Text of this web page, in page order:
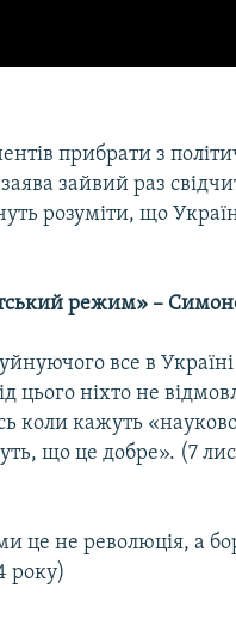
прибрати з
зайвий раз
розуміти, що
режим» –
все в
цього ніхто не
коли кажуть
що це добре». (7
це не революція, а
року)